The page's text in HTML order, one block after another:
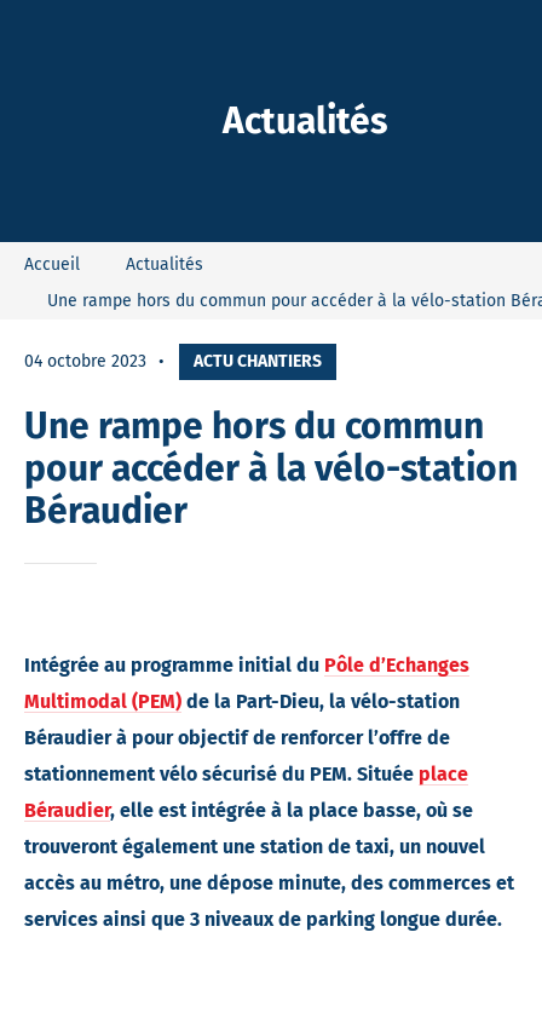
Actualités
Accueil
Actualités
Une rampe hors du commun pour accéder à la vélo-station
04 octobre 2023 ACTU CHANTIERS
Une rampe hors du commun
pour accéder à la vélo-station
Béraudier
Intégrée au programme initial du Pôle d’Echanges
Multimodal (PEM) de la Part-Dieu, la vélo-station
Béraudier à pour objectif de renforcer l’offre de
stationnement vélo sécurisé du PEM. Située place
Béraudier, elle est intégrée à la place basse, où se
trouveront également une station de taxi, un nouvel
accès au métro, une dépose minute, des commerces et
services ainsi que 3 niveaux de parking longue durée.